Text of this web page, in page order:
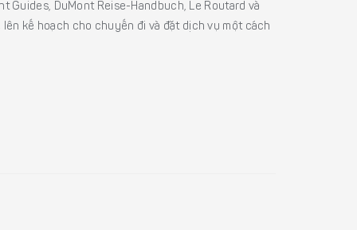
Guides, DuMont Reise-Handbuch, Le Routard và
kế hoạch cho chuyến đi và đặt dịch vụ một cách